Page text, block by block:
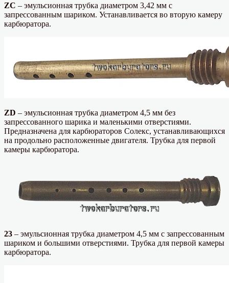
ZC – эмульсионная трубка диаметром 3,42 мм с
запрессованным шариком. Устанавливается во вторую камеру
карбюратора.
ZD – эмульсионная трубка диаметром 4,5 мм без
запрессованного шарика и маленькими отверстиями.
Предназначена для карбюраторов Солекс, устанавливающихся
на продольно расположенные двигателя. Трубка для первой
камеры карбюратора.
23 – эмульсионная трубка диаметром 4,5 мм с запрессованным
шариком и большими отверстиями. Трубка для первой камеры
карбюратора.